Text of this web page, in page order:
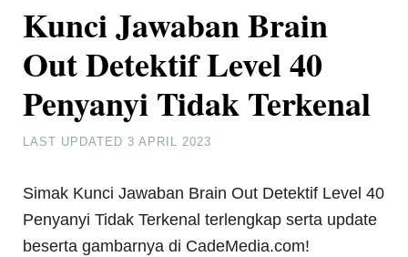
Kunci Jawaban Brain
Out Detektif Level 40
Penyanyi Tidak Terkenal
LAST UPDATED 3 APRIL 2023
Simak Kunci Jawaban Brain Out Detektif Level 40
Penyanyi Tidak Terkenal terlengkap serta update
beserta gambarnya di CadeMedia.com!